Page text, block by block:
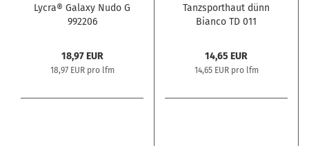
Lycra® Galaxy Nudo G
992206
18,97 EUR
18,97 EUR pro lfm
Tanzsporthaut dünn
Bianco TD 011
14,65 EUR
14,65 EUR pro lfm